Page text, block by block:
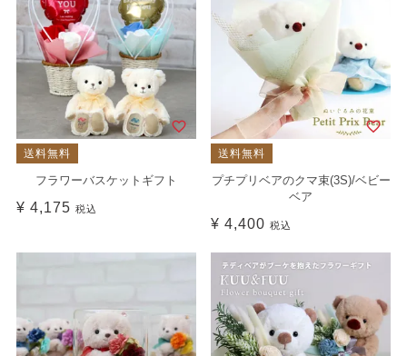
送料無料
フラワーバスケットギフト
¥ 4,175 税込
送料無料
プチプリベアのクマ束(3S)/ベビー
ベア
¥ 4,400 税込